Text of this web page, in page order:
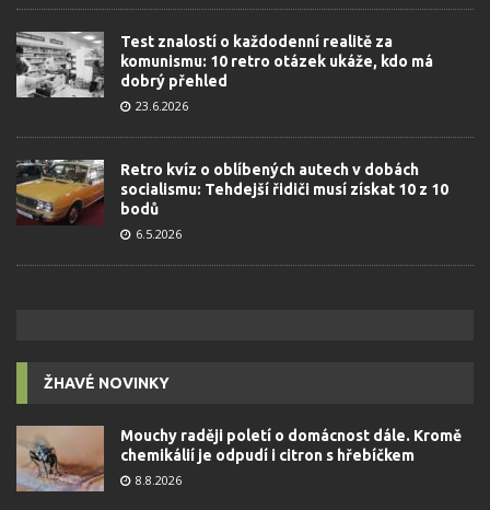
Test znalostí o každodenní realitě za
komunismu: 10 retro otázek ukáže, kdo má
dobrý přehled
23.6.2026
Retro kvíz o oblíbených autech v dobách
socialismu: Tehdejší řidiči musí získat 10 z 10
bodů
6.5.2026
ŽHAVÉ NOVINKY
Mouchy raději poletí o domácnost dále. Kromě
chemikálií je odpudí i citron s hřebíčkem
8.8.2026